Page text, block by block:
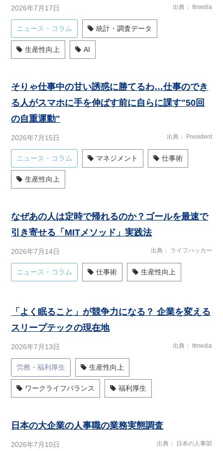
2026年7月17日 出典 Itmedia
ニュース・コラム 統計・調査データ
生産性向上 AI
そりゃ仕事中の甘い誘惑に勝てるわ…仕事のでき
る人がスマホに手を伸ばす前に自らに課す"50回
の自重運動"
2026年7月15日 出典 President
ニュース・コラム マネジメント 仕事術
生産性向上
なぜあの人は定時で帰れるのか？ゴールを最速で
引き寄せる「MITメソッド」実践法
2026年7月14日 出典 ライフハッカー
ニュース・コラム 仕事術 生産性向上
「よく眠ること」が競争力になる？ 企業を変える
スリープテックの現在地
2026年7月13日 出典 Itmedia
労務・福利厚生 生産性向上
ワークライフバランス 福利厚生
日本の大企業の人事職の業務実態調査
2026年7月10日 出典 日本の人事部